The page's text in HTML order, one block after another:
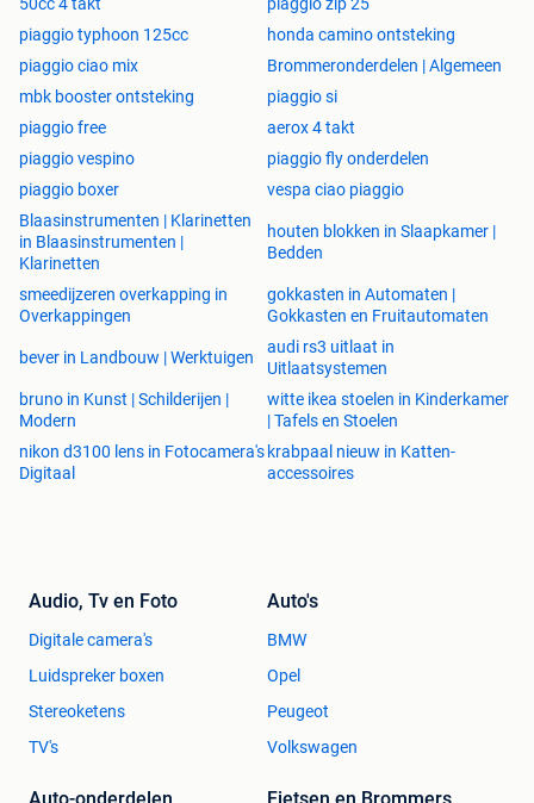
minarelli, morini, piaggio, aprilia, beta, yamaha, peugeot,
ark, sr, aerox, rally, derbi, senda, tuning, gilera, tomos,
sprinter, vespa, runner, ice, zip, 50cc, 70cc, 80cc, 125cc,
cilinder, zuiger, krukas, kop, kleppen, caburateur, luchtfilter,
uitlaat, velgen, wielen, banden, carter, lager, vertanding,
vario, poulie, koppeling, v-snaar, carterkap, koelkappen, sp,
frame, vork, subframe"
piaggio typhoon 125cc
honda camino ontsteking
piaggio ciao mix
Brommeronderdelen | Algemeen
mbk booster ontsteking
piaggio si
piaggio free
aerox 4 takt
piaggio vespino
piaggio fly onderdelen
piaggio boxer
vespa ciao piaggio
Blaasinstrumenten | Klarinetten
in Blaasinstrumenten |
Klarinetten
houten blokken in Slaapkamer |
Bedden
smeedijzeren overkapping in
Overkappingen
gokkasten in Automaten |
Gokkasten en Fruitautomaten
bever in Landbouw | Werktuigen
audi rs3 uitlaat in
Uitlaatsystemen
bruno in Kunst | Schilderijen |
Modern
witte ikea stoelen in Kinderkamer
| Tafels en Stoelen
nikon d3100 lens in Fotocamera's
Digitaal
krabpaal nieuw in Katten-
accessoires
Audio, Tv en Foto
Digitale camera's
Luidspreker boxen
Stereoketens
TV's
Auto's
BMW
Opel
Peugeot
Volkswagen